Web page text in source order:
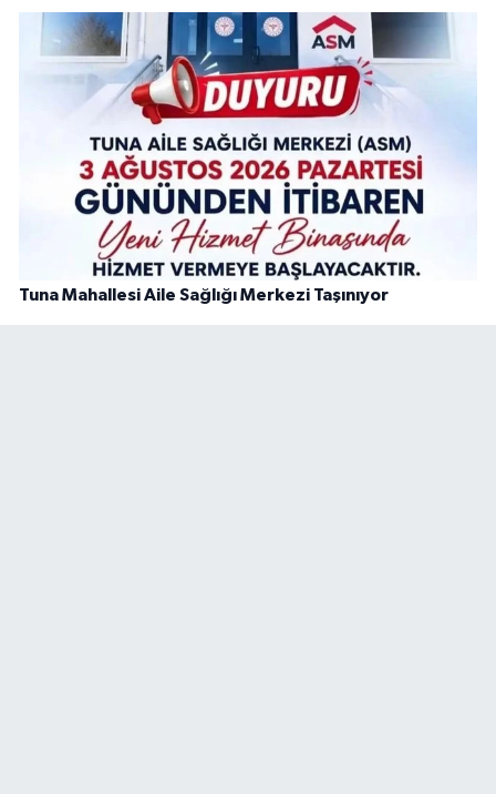
Tuna Mahallesi Aile Sağlığı Merkezi Taşınıyor